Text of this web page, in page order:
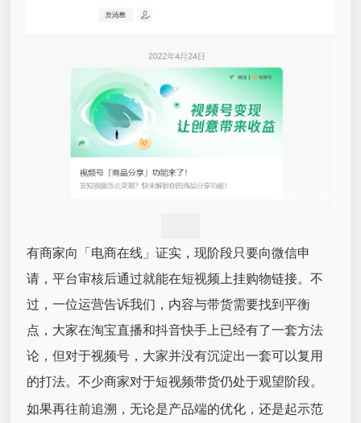
有商家向「电商在线」证实，现阶段只要向微信申
请，平台审核后通过就能在短视频上挂购物链接。不
过，一位运营告诉我们，内容与带货需要找到平衡
点，大家在淘宝直播和抖音快手上已经有了一套方法
论，但对于视频号，大家并没有沉淀出一套可以复用
的打法。不少商家对于短视频带货仍处于观望阶段。
如果再往前追溯，无论是产品端的优化，还是起示范